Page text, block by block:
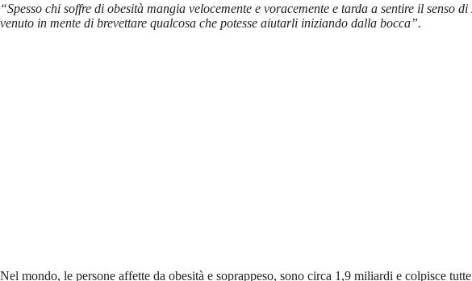
“Spesso chi soffre di obesità mangia velocemente e voracemente e tarda a sentire il senso
venuto in mente di brevettare qualcosa che potesse aiutarli iniziando dalla bocca”.
Nel mondo, le persone affette da obesità e soprappeso, sono circa 1,9 miliardi e colpisce